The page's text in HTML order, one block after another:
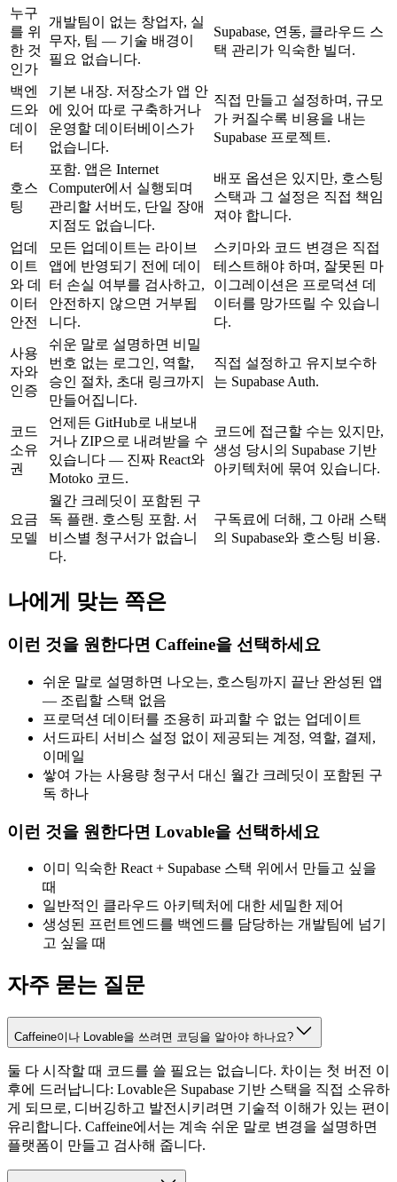
누구
를 위
한 것
인가
개발팀이 없는 창업자, 실
무자, 팀 — 기술 배경이
필요 없습니다.
Supabase, 연동, 클라우드 스
택 관리가 익숙한 빌더.
백엔
드와
데이
터
기본 내장. 저장소가 앱 안
에 있어 따로 구축하거나
운영할 데이터베이스가
없습니다.
직접 만들고 설정하며, 규모
가 커질수록 비용을 내는
Supabase 프로젝트.
호스
팅
포함. 앱은 Internet
Computer에서 실행되며
관리할 서버도, 단일 장애
지점도 없습니다.
배포 옵션은 있지만, 호스팅
스택과 그 설정은 직접 책임
져야 합니다.
업데
이트
와 데
이터
안전
모든 업데이트는 라이브
앱에 반영되기 전에 데이
터 손실 여부를 검사하고,
안전하지 않으면 거부됩
니다.
스키마와 코드 변경은 직접
테스트해야 하며, 잘못된 마
이그레이션은 프로덕션 데
이터를 망가뜨릴 수 있습니
다.
사용
자와
인증
쉬운 말로 설명하면 비밀
번호 없는 로그인, 역할,
승인 절차, 초대 링크까지
만들어집니다.
직접 설정하고 유지보수하
는 Supabase Auth.
코드
소유
권
언제든 GitHub로 내보내
거나 ZIP으로 내려받을 수
있습니다 — 진짜 React와
Motoko 코드.
코드에 접근할 수는 있지만,
생성 당시의 Supabase 기반
아키텍처에 묶여 있습니다.
요금
모델
월간 크레딧이 포함된 구
독 플랜. 호스팅 포함. 서
비스별 청구서가 없습니
다.
구독료에 더해, 그 아래 스택
의 Supabase와 호스팅 비용.
나에게 맞는 쪽은
이런 것을 원한다면 Caffeine을 선택하세요
쉬운 말로 설명하면 나오는, 호스팅까지 끝난 완성된 앱
— 조립할 스택 없음
프로덕션 데이터를 조용히 파괴할 수 없는 업데이트
서드파티 서비스 설정 없이 제공되는 계정, 역할, 결제,
이메일
쌓여 가는 사용량 청구서 대신 월간 크레딧이 포함된 구
독 하나
이런 것을 원한다면 Lovable을 선택하세요
이미 익숙한 React + Supabase 스택 위에서 만들고 싶을
때
일반적인 클라우드 아키텍처에 대한 세밀한 제어
생성된 프런트엔드를 백엔드를 담당하는 개발팀에 넘기
고 싶을 때
자주 묻는 질문
Caffeine이나 Lovable을 쓰려면 코딩을 알아야 하나요?
둘 다 시작할 때 코드를 쓸 필요는 없습니다. 차이는 첫 버전 이
후에 드러납니다: Lovable은 Supabase 기반 스택을 직접 소유하
게 되므로, 디버깅하고 발전시키려면 기술적 이해가 있는 편이
유리합니다. Caffeine에서는 계속 쉬운 말로 변경을 설명하면
플랫폼이 만들고 검사해 줍니다.